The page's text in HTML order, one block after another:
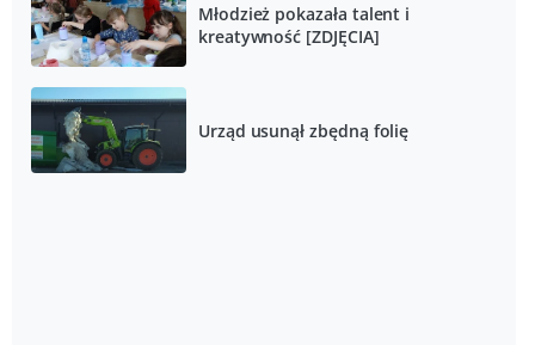
Młodzież pokazała talent i
kreatywność [ZDJĘCIA]
Urząd usunął zbędną folię